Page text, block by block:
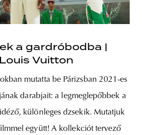
a gardróbodba |
Vuitton
mutatta be Párizsban 2021-es
darabjait: a legmeglepőbbek a
különleges dzsekik. Mutatjuk
együtt! A kollekciót tervező